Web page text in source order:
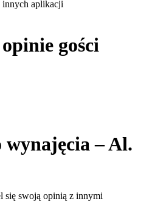
aplikacji
gości
– Al.
się swoją opinią z innymi